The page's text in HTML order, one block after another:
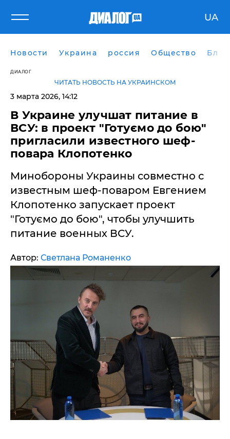
UA
Новости Украина россия Общество
ДИАЛОГ
ЧИТАТЬ НОВОСТЬ НА УКРАИНСКОМ
3 марта 2026, 14:12
В Украине улучшат питание в
ВСУ: в проект "Готуємо до бою"
пригласили известного шеф-
повара Клопотенко
Минобороны Украины совместно с
известным шеф-поваром Евгением
Клопотенко запускает проект
"Готуємо до бою", чтобы улучшить
питание военных ВСУ.
Автор: Светлана Романенко